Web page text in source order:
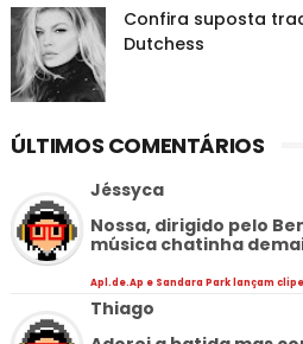
Confira suposta
Dutchess
ÚLTIMOS COMENTÁRIOS
Jéssyca
Nossa, dirigido pelo
música chatinha
Apl.de.Ap e Sandara Park lançam
Thiago